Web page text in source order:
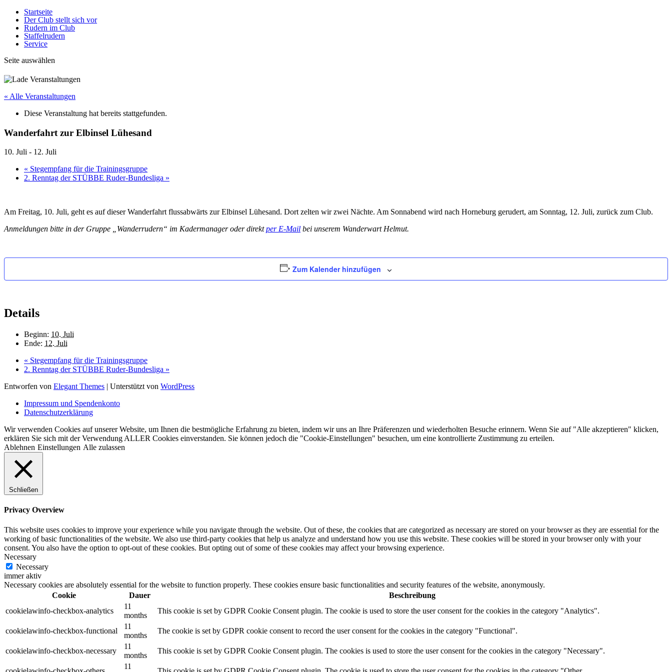
Startseite
Der Club stellt sich vor
Rudern im Club
Staffelrudern
Service
Seite auswählen
« Alle Veranstaltungen
Diese Veranstaltung hat bereits stattgefunden.
Wanderfahrt zur Elbinsel Lühesand
10. Juli - 12. Juli
« Stegempfang für die Trainingsgruppe
2. Renntag der STÜBBE Ruder-Bundesliga »
Am Freitag, 10. Juli, geht es auf dieser Wanderfahrt flussabwärts zur Elbinsel Lühesand. Dort zelten wir zwei Nächte. Am Sonnabend wird nach Horneburg gerudert, am Sonntag, 12. Juli, zurück zum Club.
Anmeldungen bitte in der Gruppe „Wanderrudern“ im Kadermanager oder direktper E-Mail bei unserem Wanderwart Helmut.
Zum Kalender hinzufügen
Details
Beginn: 10. Juli
Ende: 12. Juli
« Stegempfang für die Trainingsgruppe
2. Renntag der STÜBBE Ruder-Bundesliga »
Entworfen von Elegant Themes | Unterstützt von WordPress
Impressum und Spendenkonto
Datenschutzerklärung
Wir verwenden Cookies auf unserer Website, um Ihnen die bestmögliche Erfahrung zu bieten, indem wir uns an Ihre Präferenzen und wiederholten Besuche erinnern. Wenn Sie auf "Alle akzeptieren" klicken,
erklären Sie sich mit der Verwendung ALLER Cookies einverstanden. Sie können jedoch die "Cookie-Einstellungen" besuchen, um eine kontrollierte Zustimmung zu erteilen.
Ablehnen Einstellungen Alle zulassen
Schließen
Privacy Overview
This website uses cookies to improve your experience while you navigate through the website. Out of these, the cookies that are categorized as necessary are stored on your browser as they are essential for the
working of basic functionalities of the website. We also use third-party cookies that help us analyze and understand how you use this website. These cookies will be stored in your browser only with your
consent. You also have the option to opt-out of these cookies. But opting out of some of these cookies may affect your browsing experience.
Necessary
Necessary
immer aktiv
Necessary cookies are absolutely essential for the website to function properly. These cookies ensure basic functionalities and security features of the website, anonymously.
Cookie
Dauer
Beschreibung
cookielawinfo-checkbox-analytics
11
months
This cookie is set by GDPR Cookie Consent plugin. The cookie is used to store the user consent for the cookies in the category "Analytics".
cookielawinfo-checkbox-functional
11
months
The cookie is set by GDPR cookie consent to record the user consent for the cookies in the category "Functional".
cookielawinfo-checkbox-necessary
11
months
This cookie is set by GDPR Cookie Consent plugin. The cookies is used to store the user consent for the cookies in the category "Necessary".
11